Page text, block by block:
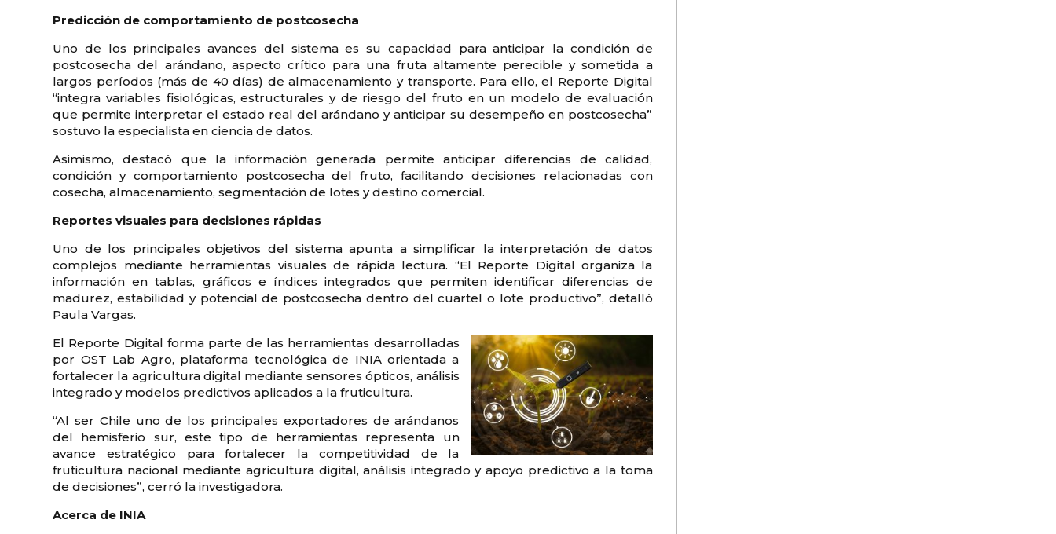
Predicción de comportamiento de postcosecha
Uno de los principales avances del sistema es su capacidad para anticipar la condición de
postcosecha del arándano, aspecto crítico para una fruta altamente perecible y sometida a
largos períodos (más de 40 días) de almacenamiento y transporte. Para ello, el Reporte Digital
“integra variables fisiológicas, estructurales y de riesgo del fruto en un modelo de evaluación
que permite interpretar el estado real del arándano y anticipar su desempeño en postcosecha”
sostuvo la especialista en ciencia de datos.
Asimismo, destacó que la información generada permite anticipar diferencias de calidad,
condición y comportamiento postcosecha del fruto, facilitando decisiones relacionadas con
cosecha, almacenamiento, segmentación de lotes y destino comercial.
Reportes visuales para decisiones rápidas
Uno de los principales objetivos del sistema apunta a simplificar la interpretación de datos
complejos mediante herramientas visuales de rápida lectura. “El Reporte Digital organiza la
información en tablas, gráficos e índices integrados que permiten identificar diferencias de
madurez, estabilidad y potencial de postcosecha dentro del cuartel o lote productivo”, detalló
Paula Vargas.
El Reporte Digital forma parte de las herramientas desarrolladas
por OST Lab Agro, plataforma tecnológica de INIA orientada a
fortalecer la agricultura digital mediante sensores ópticos, análisis
integrado y modelos predictivos aplicados a la fruticultura.
“Al ser Chile uno de los principales exportadores de arándanos
del hemisferio sur, este tipo de herramientas representa un
avance estratégico para fortalecer la competitividad de la
fruticultura nacional mediante agricultura digital, análisis integrado y apoyo predictivo a la toma
de decisiones”, cerró la investigadora.
Acerca de INIA